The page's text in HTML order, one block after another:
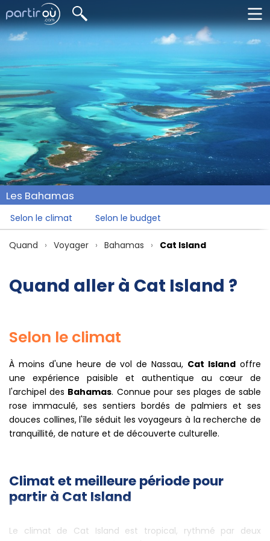
Les Bahamas
Selon le climat Selon le budget
Quand Voyager Bahamas Cat Island
Quand aller à Cat Island ?
Selon le climat
À moins d'une heure de vol de Nassau, Cat Island offre
une expérience paisible et authentique au cœur de
l'archipel des Bahamas. Connue pour ses plages de sable
rose immaculé, ses sentiers bordés de palmiers et ses
douces collines, l'île séduit les voyageurs à la recherche de
tranquillité, de nature et de découverte culturelle.
Climat et meilleure période pour
partir à Cat Island
Le climat de Cat Island est tropical, rythmé par deux